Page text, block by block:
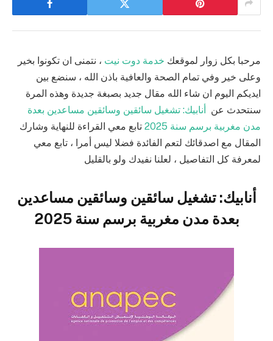
مرحبا بكل زوار لموقعك خدمة دوت نيت ، نتمنى ان تكونوا بخير
وعلى خير وفي تمام الصحة والعافية باذن الله ، سنضع بين
ايديكم اليوم ان شاء الله مقال جديد بصبغة جديدة وهذه المرة
سنتحدث عن أنابيك: تشغيل سائقين وسائقين مساعدين بعدة
مدن مغربية برسم سنة 2025
تابع معي القراءة للنهاية وشارك
المقال مع اصدقائك لتعم الفائدة فضلا ليس أمرا ، تابع معي
لمعرفة كل التفاصيل ، لعلنا نفيدك ولو بالقليل
أنابيك: تشغيل سائقين وسائقين مساعدين
بعدة مدن مغربية برسم سنة 2025